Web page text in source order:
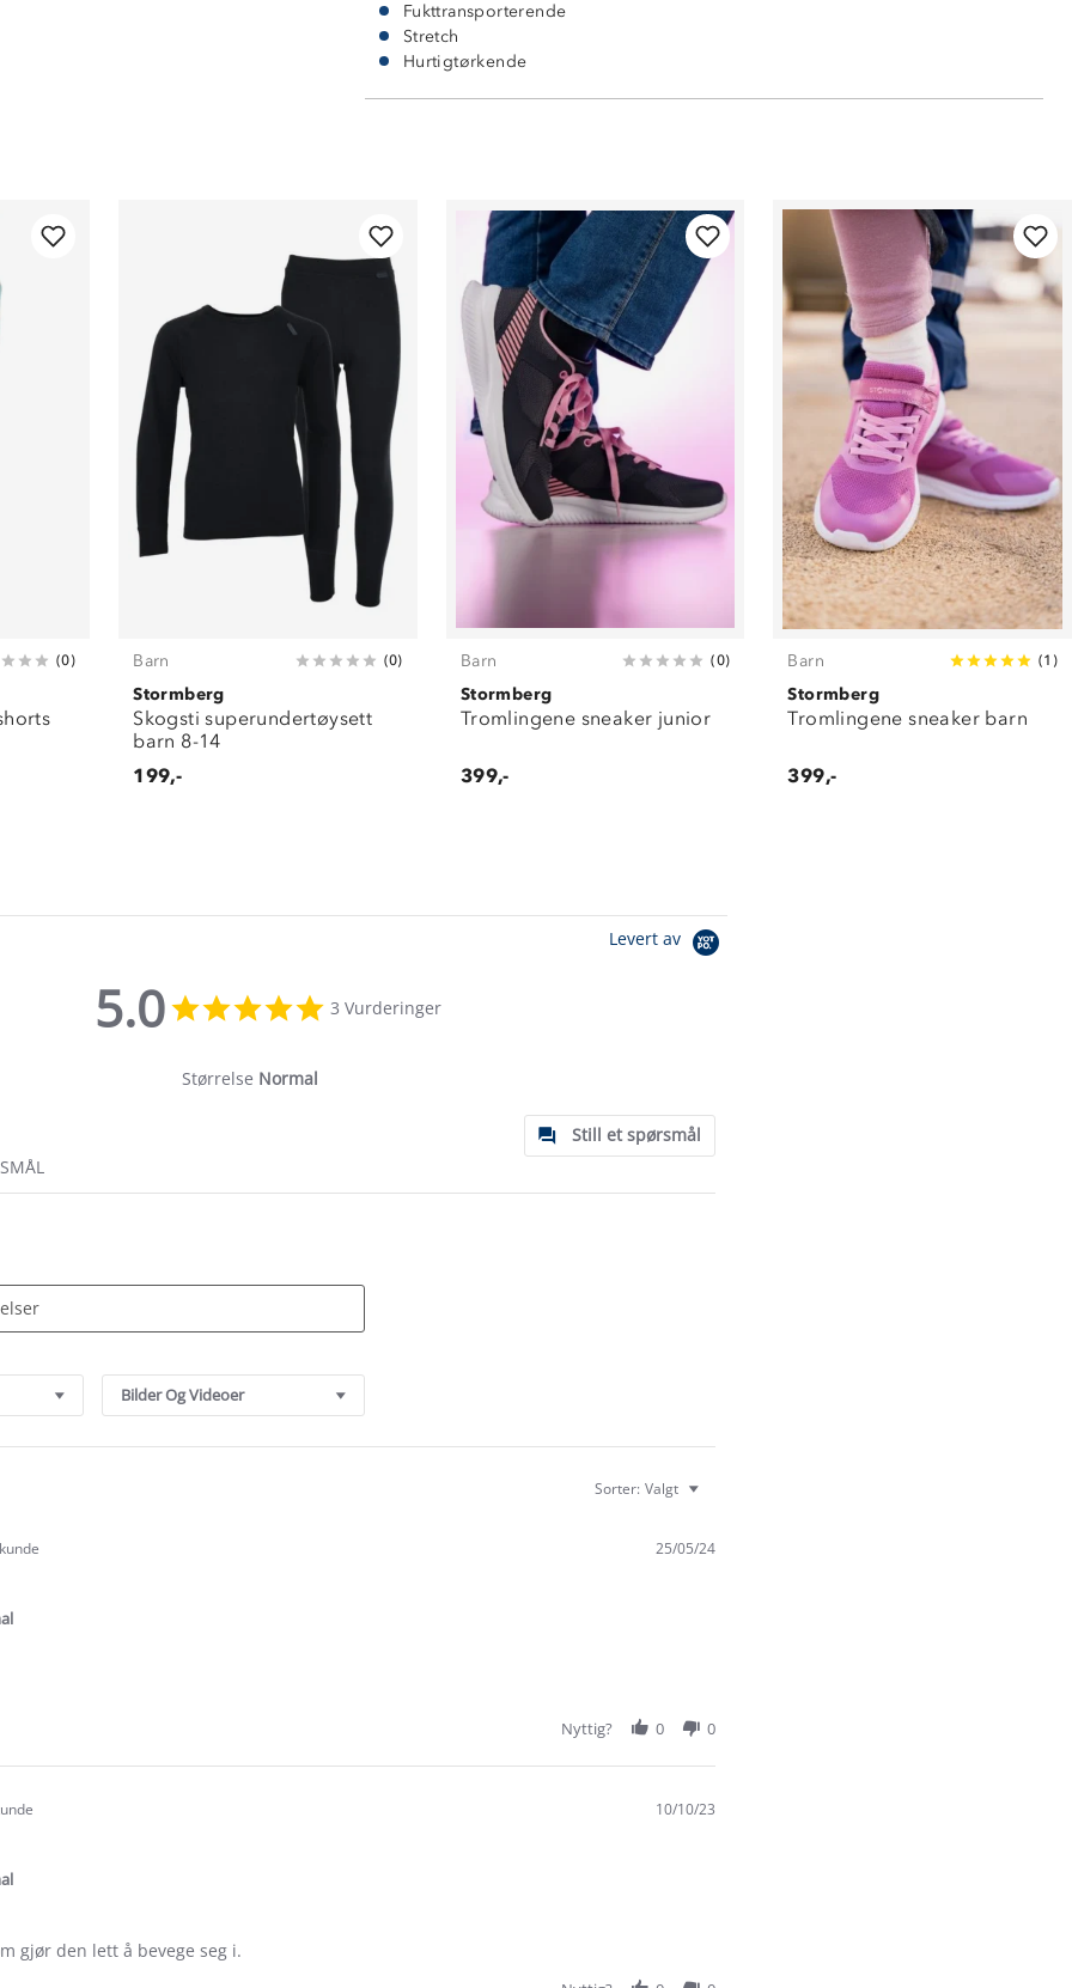
Fukttransporterende
Stretch
Hurtigtørkende
(0) Barn (0)
Stormberg
Skogsti superundertøysett
barn 8-14
199,-
Barn (0)
Stormberg
Tromlingene sneaker junior
399,-
Barn (1 )
Stormberg
Tromlingene sneaker barn
399,-
Levert av
5.0
star
3 Vurderinger
Størrelse Normal
Still et spørsmål
Bilder Og Videoer
Sorter: Valgt
25/05/24
Nyttig? 0 0
10/10/23
gjør den lett å bevege seg i.